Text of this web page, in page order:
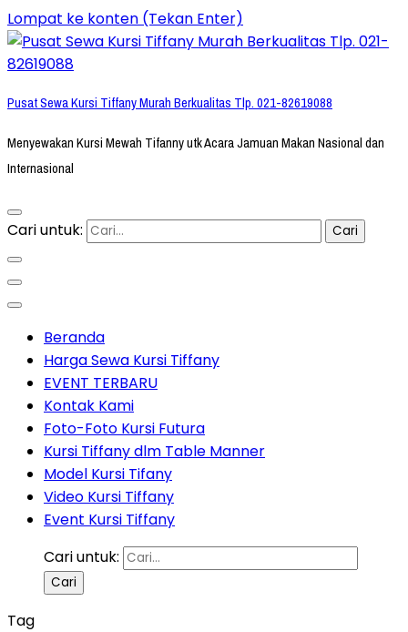
Lompat ke konten (Tekan Enter)
Pusat Sewa Kursi Tiffany Murah Berkualitas Tlp. 021-82619088
Menyewakan Kursi Mewah Tifanny utk Acara Jamuan Makan Nasional dan
Internasional
Cari untuk:
Beranda
Harga Sewa Kursi Tiffany
EVENT TERBARU
Kontak Kami
Foto-Foto Kursi Futura
Kursi Tiffany dlm Table Manner
Model Kursi Tifany
Video Kursi Tiffany
Event Kursi Tiffany
Cari untuk:
Tag